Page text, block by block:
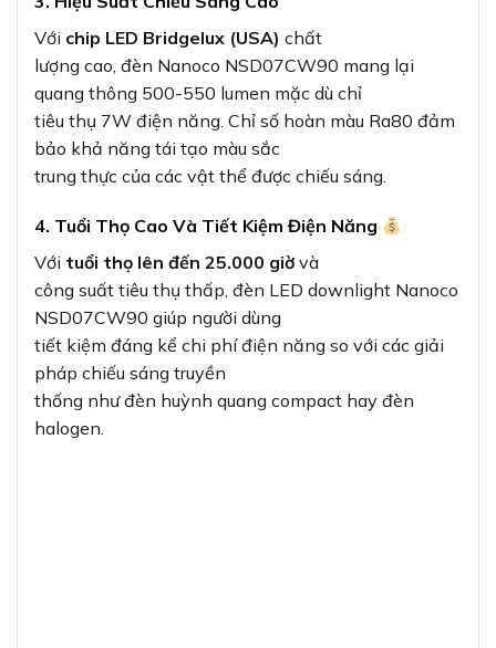
Với chip LED Bridgelux (USA) chất
lượng cao, đèn Nanoco NSD07CW90 mang lại
quang thông 500-550 lumen mặc dù chỉ
tiêu thụ 7W điện năng. Chỉ số hoàn màu Ra80 đảm
bảo khả năng tái tạo màu sắc
trung thực của các vật thể được chiếu sáng.
4. Tuổi Thọ Cao Và Tiết Kiệm Điện Năng
Với tuổi thọ lên đến 25.000 giờ và
công suất tiêu thụ thấp, đèn LED downlight Nanoco
NSD07CW90 giúp người dùng
tiết kiệm đáng kể chi phí điện năng so với các giải
pháp chiếu sáng truyền
thống như đèn huỳnh quang compact hay đèn
halogen.